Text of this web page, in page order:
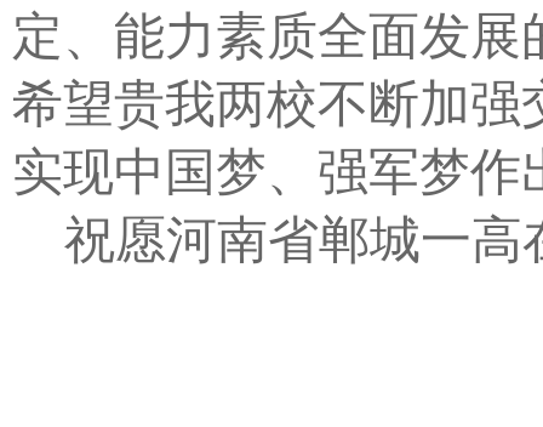
定、能力素质全面发
希望贵我两校不断加
实现中国梦、强军梦作
祝愿河南省郸城一